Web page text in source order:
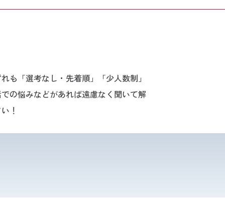
も「選考なし・先着順」「少人数制」
の悩みなどがあれば遠慮なく聞いて解
！